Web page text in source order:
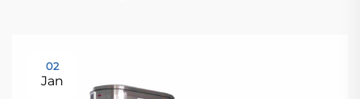
02
Jan